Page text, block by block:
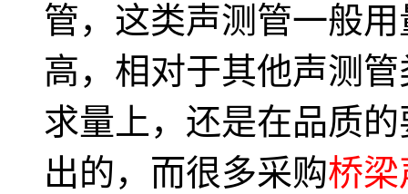
管，这类声测管一般
高，相对于其他声测
求量上，还是在品质
出的，而很多采购桥